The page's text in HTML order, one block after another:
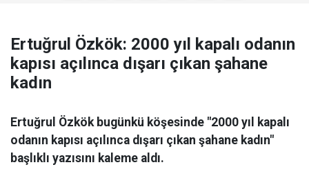
Ertuğrul Özkök: 2000 yıl kapalı odanın
kapısı açılınca dışarı çıkan şahane
kadın
Ertuğrul Özkök bugünkü köşesinde "2000 yıl kapalı
odanın kapısı açılınca dışarı çıkan şahane kadın"
başlıklı yazısını kaleme aldı.